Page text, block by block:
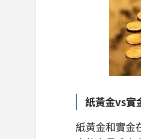
紙黃金vs實
紙黃金和實金